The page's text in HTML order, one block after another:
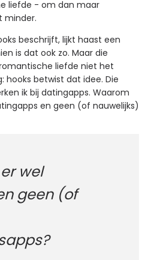
liefde - om dan maar
minder.
beschrijft, lijkt haast een
is dat ook zo. Maar die
liefde niet het
hooks betwist dat idee. Die
ik bij datingapps. Waarom
en geen (of nauwelijks)
wel
geen (of